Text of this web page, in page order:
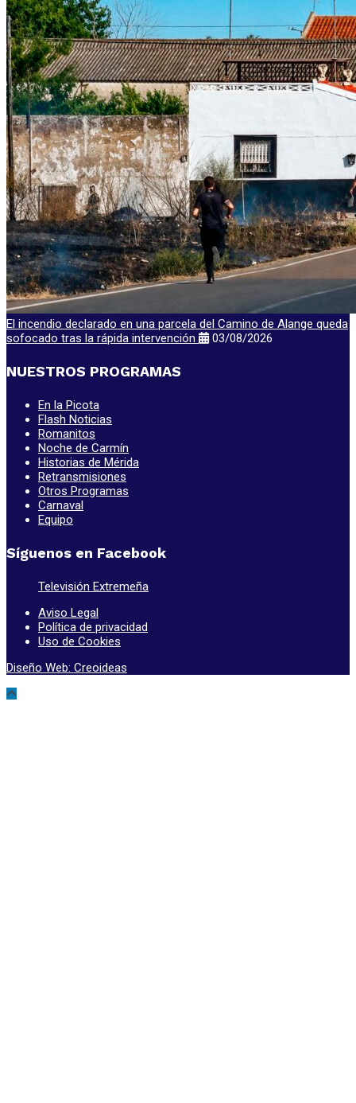
El incendio declarado en una parcela del Camino de Alange queda
sofocado tras la rápida intervención
03/08/2026
NUESTROS PROGRAMAS
En la Picota
Flash Noticias
Romanitos
Noche de Carmín
Historias de Mérida
Retransmisiones
Otros Programas
Carnaval
Equipo
Síguenos en Facebook
Televisión Extremeña
Aviso Legal
Política de privacidad
Uso de Cookies
Diseño Web: Creoideas